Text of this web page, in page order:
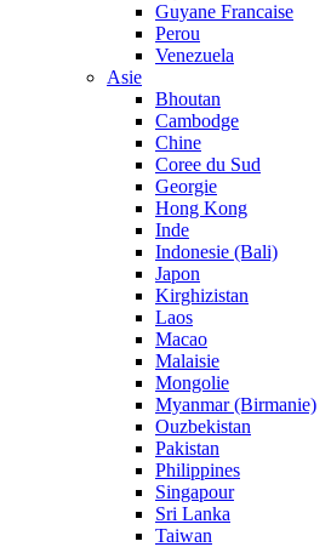
Guyane Francaise
Perou
Venezuela
Asie
Bhoutan
Cambodge
Chine
Coree du Sud
Georgie
Hong Kong
Inde
Indonesie (Bali)
Japon
Kirghizistan
Laos
Macao
Malaisie
Mongolie
Myanmar (Birmanie)
Ouzbekistan
Pakistan
Philippines
Singapour
Sri Lanka
Taiwan